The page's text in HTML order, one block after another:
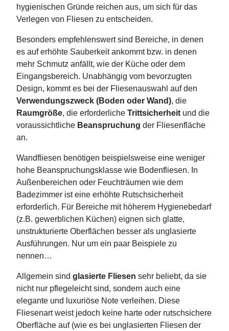
hygienischen Gründe reichen aus, um sich für das
Verlegen von Fliesen zu entscheiden.
Besonders empfehlenswert sind Bereiche, in denen
es auf erhöhte Sauberkeit ankommt bzw. in denen
mehr Schmutz anfällt, wie der Küche oder dem
Eingangsbereich. Unabhängig vom bevorzugten
Design, kommt es bei der Fliesenauswahl auf den
Verwendungszweck (Boden oder Wand), die
Raumgröße, die erforderliche Trittsicherheit und die
voraussichtliche Beanspruchung der Fliesenfläche
an.
Wandfliesen benötigen beispielsweise eine weniger
hohe Beanspruchungsklasse wie Bodenfliesen. In
Außenbereichen oder Feuchträumen wie dem
Badezimmer ist eine erhöhte Rutschsicherheit
erforderlich. Für Bereiche mit höherem Hygienebedarf
(z.B. gewerblichen Küchen) eignen sich glatte,
unstrukturierte Oberflächen besser als unglasierte
Ausführungen. Nur um ein paar Beispiele zu
nennen…
Allgemein sind glasierte Fliesen sehr beliebt, da sie
nicht nur pflegeleicht sind, sondern auch eine
elegante und luxuriöse Note verleihen. Diese
Fliesenart weist jedoch keine harte oder rutschsichere
Oberfläche auf (wie es bei unglasierten Fliesen der